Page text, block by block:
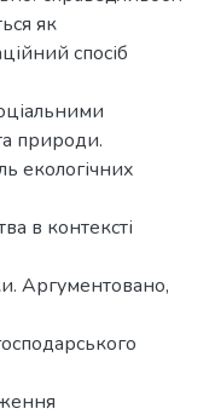
як
спосіб
природи.
екологічних
в контексті
Аргументовано,